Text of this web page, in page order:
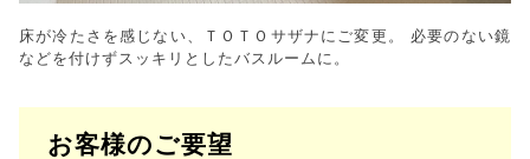
床が冷たさを感じない、ＴＯＴＯサザナにご変更。 必要のない鏡
などを付けずスッキリとしたバスルームに。
お客様のご要望